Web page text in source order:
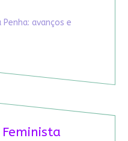
avanços e